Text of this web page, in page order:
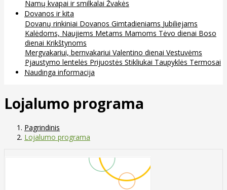
Namų kvapai ir smilkalai Žvakės
Dovanos ir kita
Dovanų rinkiniai Dovanos Gimtadieniams Jubiliejams
Kalėdoms, Naujiems Metams Mamoms Tėvo dienai Boso
dienai Krikštynoms
Mergvakariui, bernvakariui Valentino dienai Vestuvėms
Pjaustymo lentelės Prijuostės Stikliukai Taupyklės Termosai
Naudinga informacija
Lojalumo programa
Pagrindinis
Lojalumo programa